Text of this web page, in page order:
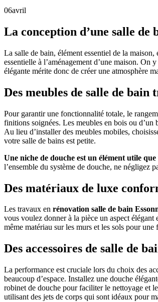
06avril
La conception d’une salle de
La salle de bain, élément essentiel de la
essentielle à l’aménagement d’une maison. On
élégante mérite donc de créer une atmosphère
Des meubles de salle de bain
Pour garantir une fonctionnalité totale, le
finitions soignées. Les meubles en bois ou d’un
Au lieu d’installer des meubles mobiles,
votre salle de bains est petite.
Une niche de douche est un élément utile
l’ensemble du système de douche, ne négligez
Des matériaux de luxe
Les travaux en rénovation salle de bain
vous voulez donner à la pièce un aspect
même matériau sur les murs et les sols pour
Des accessoires de salle de
La performance est cruciale lors du choix des
beaucoup d’espace. Installez une douche
robinet de douche pour faciliter le nettoyage et
utilisant des jets de corps qui sont idéaux pour